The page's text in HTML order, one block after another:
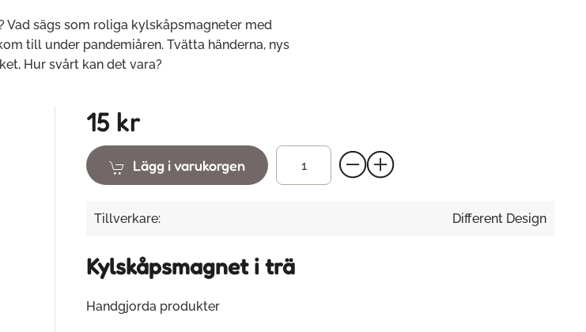
Vad sägs som roliga kylskåpsmagneter med
till under pandemiåren. Tvätta händerna, nys
Hur svårt kan det vara?
15 kr
Lägg i varukorgen
Tillverkare: Different Design
Kylskåpsmagnet i trä
Handgjorda produkter